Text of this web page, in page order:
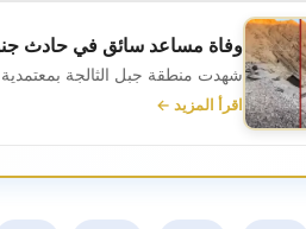
وفاة مساعد سائق في حادث
شهدت منطقة جبل الثالجة بمعتمدية
اقرأ المزيد ←